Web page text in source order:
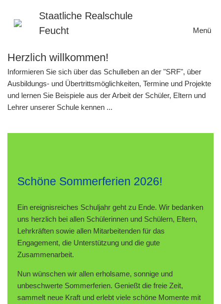
springen
Staatliche Realschule
Feucht
Menü
Herzlich willkommen!
Informieren Sie sich über das Schulleben an der "SRF", über
Ausbildungs- und Übertrittsmöglichkeiten, Termine und Projekte
und lernen Sie Beispiele aus der Arbeit der Schüler, Eltern und
Lehrer unserer Schule kennen ...
Schöne Sommerferien 2026!
Ein ereignisreiches Schuljahr geht zu Ende. Wir bedanken
uns herzlich bei allen Schülerinnen und Schülern, Eltern,
Lehrkräften sowie allen Mitarbeitenden für das
Engagement, die Unterstützung und die gute
Zusammenarbeit.
Nun wünschen wir allen erholsame, sonnige und
unbeschwerte Sommerferien. Genießt die freie Zeit,
sammelt neue Kraft und erlebt viele schöne Momente mit